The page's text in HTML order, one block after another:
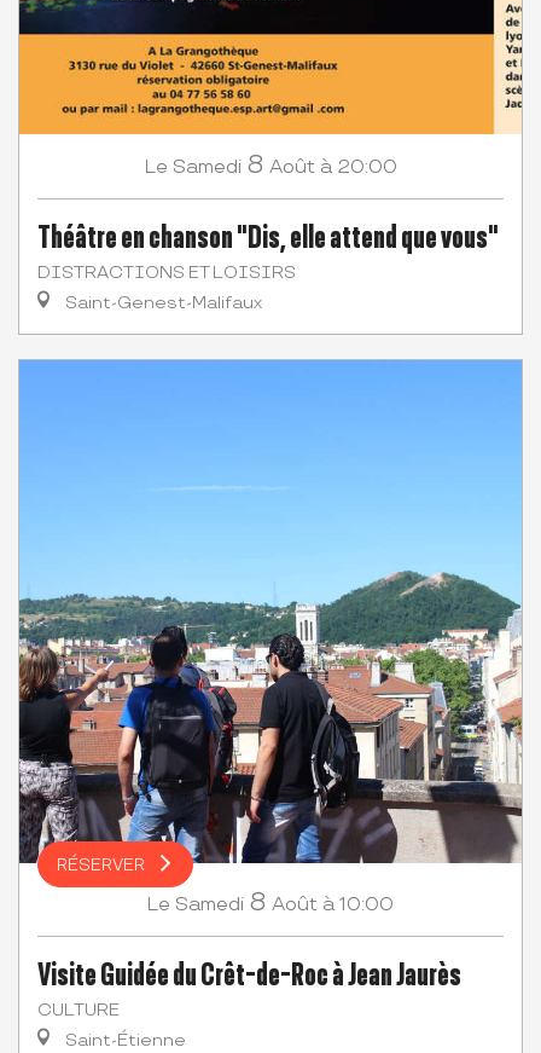
Le Samedi 8 Août à 20:00
Théâtre en chanson "Dis, elle attend que vous"
DISTRACTIONS ET LOISIRS
Saint-Genest-Malifaux
RÉSERVER
Le Samedi 8 Août à 10:00
Visite Guidée du Crêt-de-Roc à Jean Jaurès
CULTURE
Saint-Étienne